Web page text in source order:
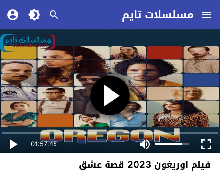
مسلسلات تايم
01:57:45
فيلم اوريغون 2023 قصة عشق